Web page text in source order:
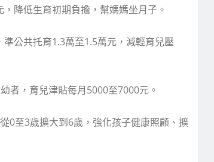
降低生育初期負擔，幫媽媽坐月子。
公共托育1.3萬至1.5萬元，減輕育兒壓
者，育兒津貼每月5000至7000元。
0至3歲擴大到6歲，強化孩子健康照顧、擴